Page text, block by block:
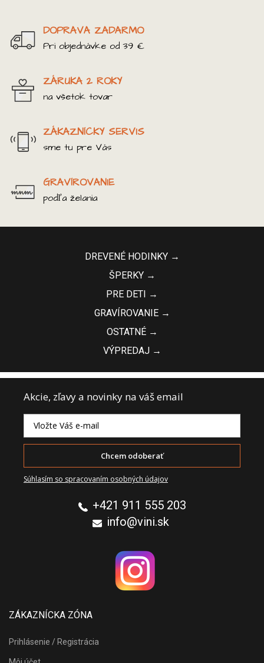
DOPRAVA ZADARMO
Pri objednávke od 39 €
ZÁRUKA 2 ROKY
na všetok tovar
ZÁKAZNÍCKY SERVIS
sme tu pre Vás
GRAVÍROVANIE
podľa želania
DREVENÉ HODINKY →
ŠPERKY →
PRE DETI →
GRAVÍROVANIE →
OSTATNÉ →
VÝPREDAJ →
Akcie, zľavy a novinky na váš email
Chcem odoberať
Súhlasím so spracovaním osobných údajov
+421 911 555 203
info@vini.sk
ZÁKAZNÍCKA ZÓNA
Prihlásenie / Registrácia